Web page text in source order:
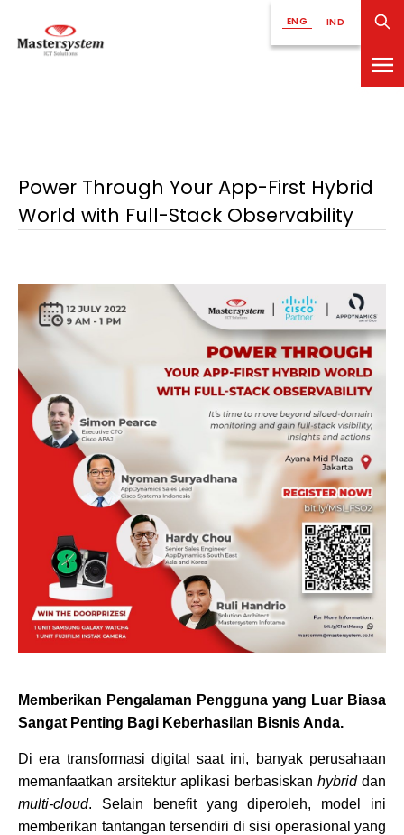
ENG | IND
Power Through Your App-First Hybrid
World with Full-Stack Observability
Membe­­rikan Pengalaman Pengguna yang Luar Biasa
Sangat Penting Bagi Keberhasilan Bisnis Anda.
Di era transformasi digital saat ini, banyak perusahaan
memanfaatkan arsitektur aplikasi berbasiskan hybriddan
multi-cloud. Selain benefit yang diperoleh, model ini
memberikan tantangan tersendiri di sisi operasional yang